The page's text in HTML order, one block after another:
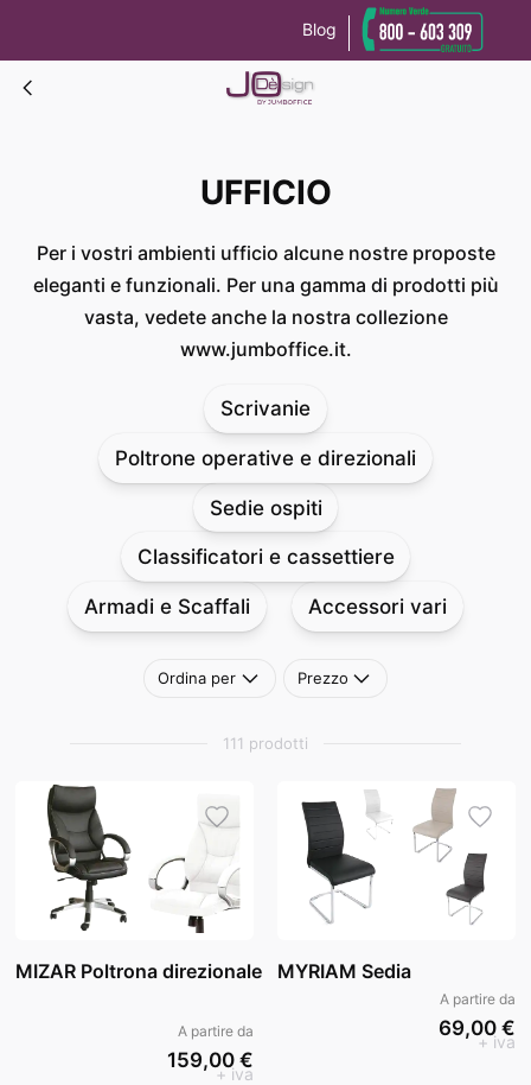
Blog
UFFICIO
UFFICIO
Per i vostri ambienti ufficio alcune nostre proposte
eleganti e funzionali. Per una gamma di prodotti più
vasta, vedete anche la nostra collezione
www.jumboffice.it.
Scrivanie
Poltrone operative e direzionali
Sedie ospiti
Classificatori e cassettiere
Armadi e Scaffali Accessori vari
Ordina per Prezzo
111 prodotti
MIZAR Poltrona direzionale
A partire da
159,00 €
+ iva
MYRIAM Sedia
A partire da
69,00 €
+ iva
Informativa sulla raccolta
Le tue preferenze relative alla privacy